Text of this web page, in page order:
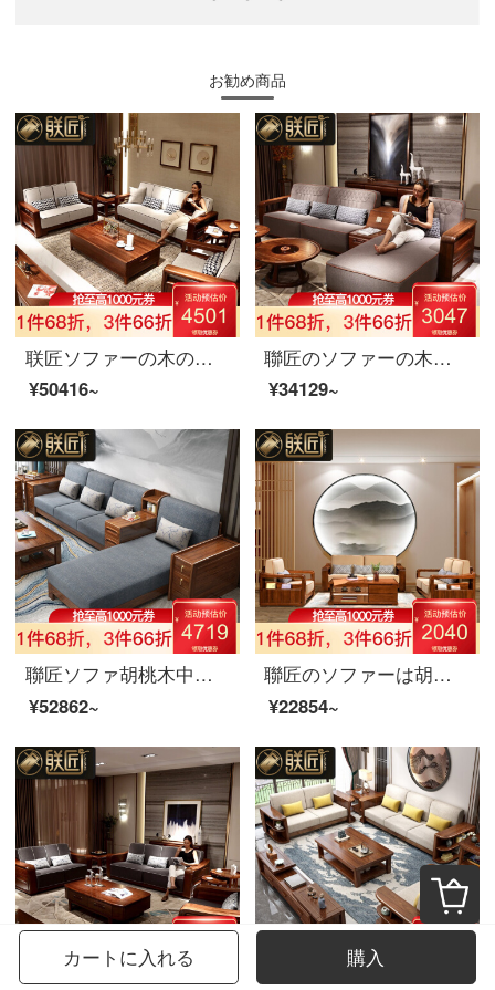
お勧め商品
联匠ソファーの木のソファーセット現代新中国式客間の木製家具セット胡桃木布芸ソファのシングル席
¥50416~
聯匠のソファーの木のソファーの木の新しい中国式の木のソファーの貴妃の客間は丸太の布芸のソファーを整えて家具の双手すりのシングル席を組み合わせます。
¥34129~
聯匠ソファ胡桃木中国式の実木ソファL形の回転角ソファセット1+2+3手すり引出し収納ソファルーム家具セット4人位+貴妃位+茶几水墨灰座バッグ
¥52862~
聯匠のソファーは胡桃の木のソファーを輸入します。現代中国式の実木ソファリビングルームにソファをセットします。
¥22854~
カートに入れる 購入